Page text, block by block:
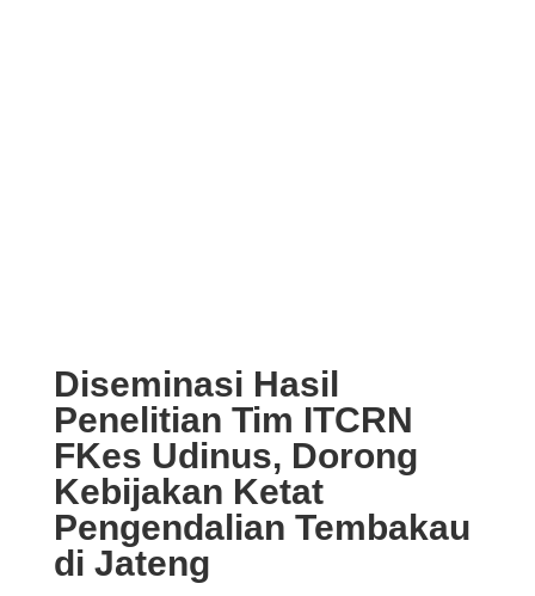
Diseminasi Hasil
Penelitian Tim ITCRN
FKes Udinus, Dorong
Kebijakan Ketat
Pengendalian Tembakau
di Jateng